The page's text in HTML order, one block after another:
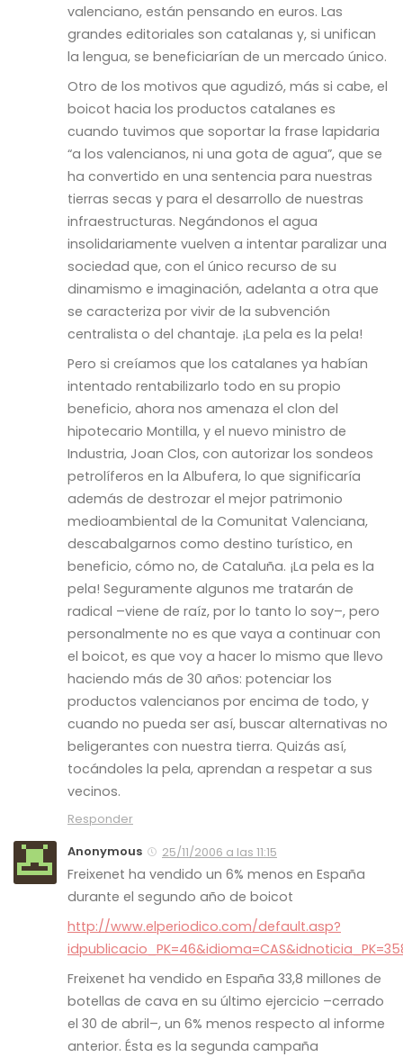
valenciano, están pensando en euros. Las
grandes editoriales son catalanas y, si unifican
la lengua, se beneficiarían de un mercado único.
Otro de los motivos que agudizó, más si cabe, el
boicot hacia los productos catalanes es
cuando tuvimos que soportar la frase lapidaria
“a los valencianos, ni una gota de agua”, que se
ha convertido en una sentencia para nuestras
tierras secas y para el desarrollo de nuestras
infraestructuras. Negándonos el agua
insolidariamente vuelven a intentar paralizar una
sociedad que, con el único recurso de su
dinamismo e imaginación, adelanta a otra que
se caracteriza por vivir de la subvención
centralista o del chantaje. ¡La pela es la pela!
Pero si creíamos que los catalanes ya habían
intentado rentabilizarlo todo en su propio
beneficio, ahora nos amenaza el clon del
hipotecario Montilla, y el nuevo ministro de
Industria, Joan Clos, con autorizar los sondeos
petrolíferos en la Albufera, lo que significaría
además de destrozar el mejor patrimonio
medioambiental de la Comunitat Valenciana,
descabalgarnos como destino turístico, en
beneficio, cómo no, de Cataluña. ¡La pela es la
pela! Seguramente algunos me tratarán de
radical –viene de raíz, por lo tanto lo soy–, pero
personalmente no es que vaya a continuar con
el boicot, es que voy a hacer lo mismo que llevo
haciendo más de 30 años: potenciar los
productos valencianos por encima de todo, y
cuando no pueda ser así, buscar alternativas no
beligerantes con nuestra tierra. Quizás así,
tocándoles la pela, aprendan a respetar a sus
vecinos.
Responder
Anonymous
25/11/2006 a las 11:15
Freixenet ha vendido un 6% menos en España
durante el segundo año de boicot
http://www.elperiodico.com/default.asp?
Freixenet ha vendido en España 33,8 millones de
botellas de cava en su último ejercicio –cerrado
el 30 de abril–, un 6% menos respecto al informe
anterior. Ésta es la segunda campaña